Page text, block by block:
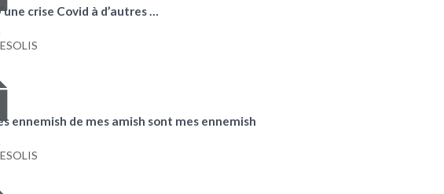
crise Covid à d’autres …
ennemish de mes amish sont mes ennemish